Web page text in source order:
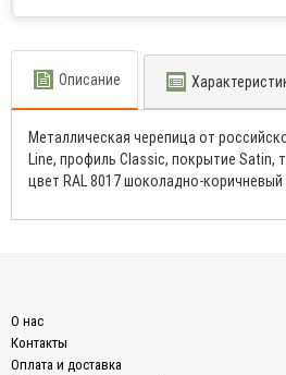
Описание
Металлическая черепица от
Line, профиль Classic, покрытие Satin,
цвет RAL 8017 шоколадно-коричневый
О нас
Контакты
Оплата и доставка